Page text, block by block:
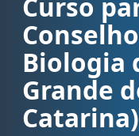
Curso
Biologia
Grande
Catarina)